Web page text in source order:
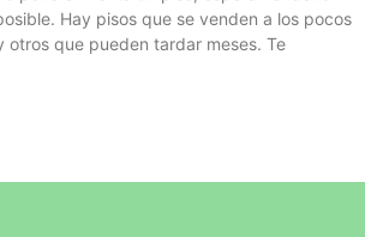
Hay pisos que se venden a los pocos
otros que pueden tardar meses. Te